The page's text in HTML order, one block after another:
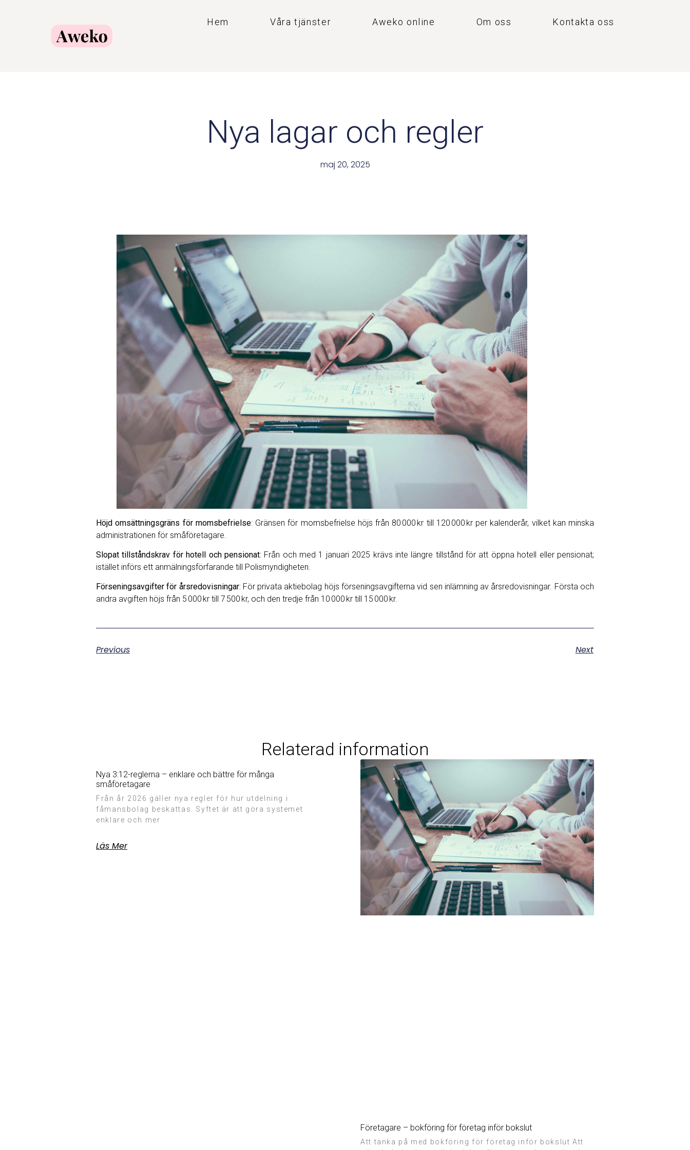
Hem Våra tjänster Aweko online Om oss Kontakta oss
Nya lagar och regler
maj 20, 2025
Höjd omsättningsgräns för momsbefrielse: Gränsen för momsbefrielse höjs från 80 000 kr till 120 000 kr per kalenderår, vilket kan minska
administrationen för småföretagare.
Slopat tillståndskrav för hotell och pensionat: Från och med 1 januari 2025 krävs inte längre tillstånd för att öppna hotell eller pensionat;
istället införs ett anmälningsförfarande till Polismyndigheten.
Förseningsavgifter för årsredovisningar: För privata aktiebolag höjs förseningsavgifterna vid sen inlämning av årsredovisningar. Första och
andra avgiften höjs från 5 000 kr till 7 500 kr, och den tredje från 10 000 kr till 15 000 kr.
Previous Next
Relaterad information
Nya 3:12-reglerna – enklare och bättre för många
småföretagare
Från år 2026 gäller nya regler för hur utdelning i
fåmansbolag beskattas. Syftet är att göra systemet
enklare och mer
Läs Mer
Företagare – bokföring för företag inför bokslut
Att tänka på med bokföring för företag inför bokslut Att